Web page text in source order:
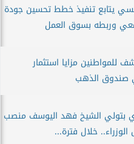
يتابع تنفيذ خطط تحسين جودة
وربطه بسوق العمل
للمواطنين مزايا استثمار
صندوق الذهب
بتولي الشيخ فهد اليوسف منصب
خلال فترة...